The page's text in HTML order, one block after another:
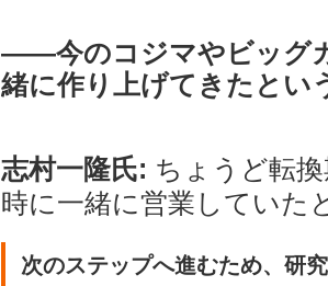
――今のコジマやビッグ
緒に作り上げてきたとい
志村一隆氏: ちょうど転
時に一緒に営業していた
次のステップへ進むため、研